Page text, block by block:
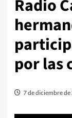
Radio
por las
7 de diciembre